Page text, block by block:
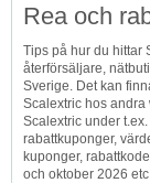
Rea och
Tips på hur du hittar
återförsäljare,
Sverige. Det kan
Scalextric hos
Scalextric under t.ex.
rabattkuponger,
kuponger,
och oktober 2026